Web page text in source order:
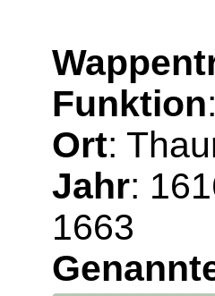
Funktion
Ort:
Jahr:
1663